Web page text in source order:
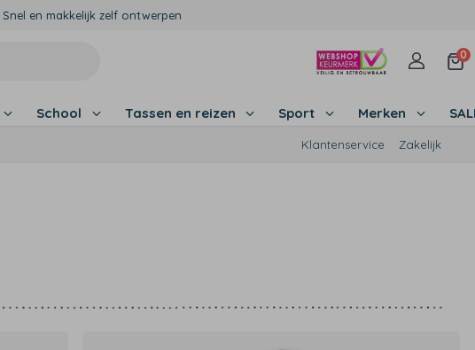
Snel en makkelijk zelf ontwerpen
0
School Tassen en reizen Sport Merken
Klantenservice Zakelijk